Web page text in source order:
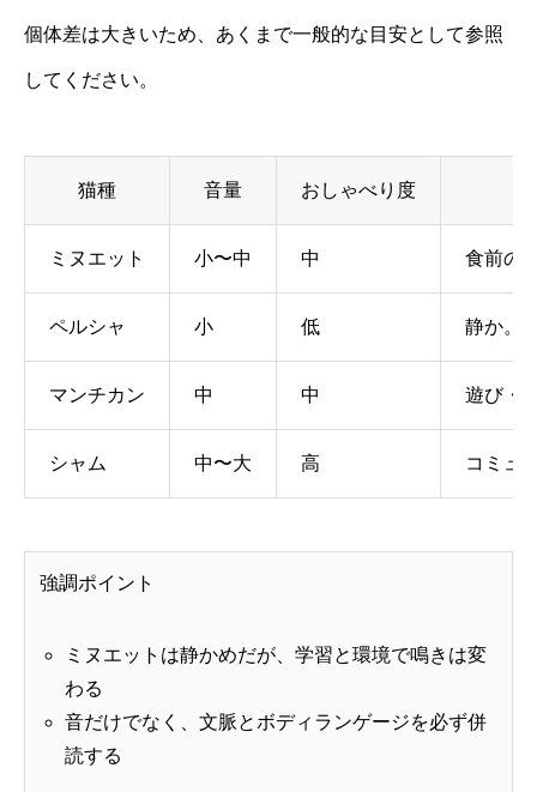
個体差は大きいため、あくまで一般的な目安として参照
してください。
猫種 音量 おしゃべり度
ミヌエット 小〜中 中 食前の
ペルシャ 小 低 静か。
マンチカン 中 中 遊び・
シャム 中〜大 高 コミュ
強調ポイント
ミヌエットは静かめだが、学習と環境で鳴きは変
わる
音だけでなく、文脈とボディランゲージを必ず併
読する